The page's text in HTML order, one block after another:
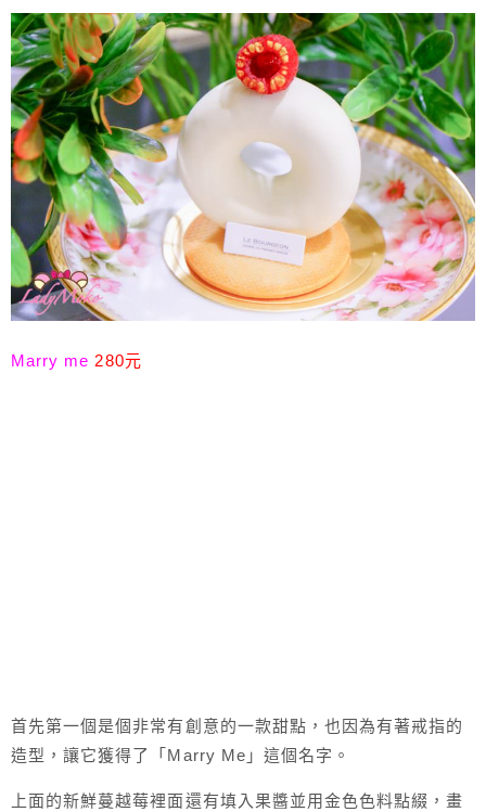
Marry me 280元
首先第一個是個非常有創意的一款甜點，也因為有著戒指的
造型，讓它獲得了「Marry Me」這個名字。
上面的新鮮蔓越莓裡面還有填入果醬並用金色色料點綴，畫